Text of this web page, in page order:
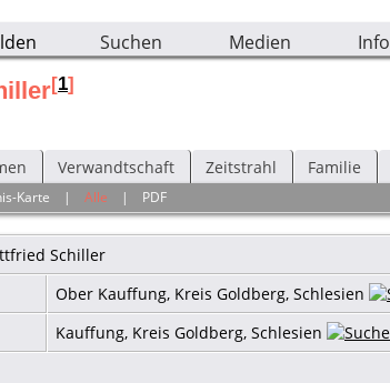
Suchen Medien Info
[1]
Verwandtschaft Zeitstrahl Familie
Karte |Alle | PDF
Schiller
Ober Kauffung, Kreis Goldberg, Schlesien
Kauffung, Kreis Goldberg, Schlesien